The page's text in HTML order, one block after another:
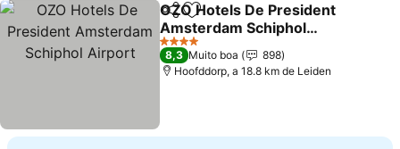
PartilharAdicionar aos favoritos
OZO Hotels De President
Amsterdam Schiphol
Airport
Ver preços
4 Estrelas
8,3 Muito boa
898
Hoofddorp, a 18.8 km de Leiden